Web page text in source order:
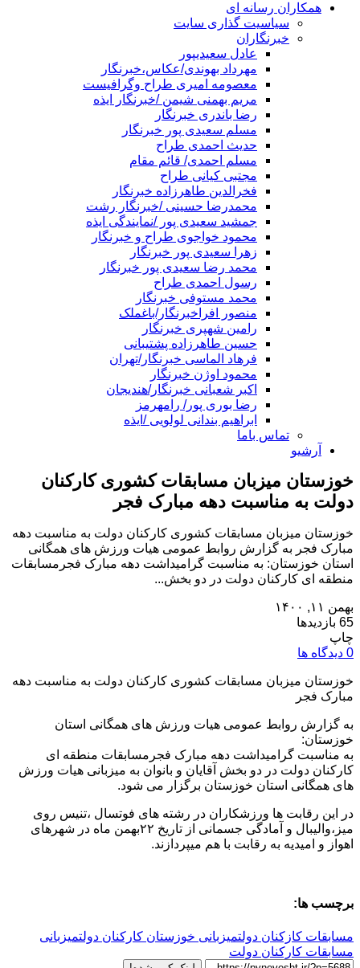
همکاران رسانه ای
سیاسیت گذاری سایت
خبرنگاران
عادل سعیدیپور
مهرداد بهوندی/عکاس،خبرنگار
معصومه امیری طراح وگرافیست
مریم بهمنی شیمن /خبرنگار ایذه
رضا باندری خبرنگار
مسلم سعیدی پور خبرنگار
حدیث احمدی طراح
مسلم احمدی/ قائم مقام
مجتبی کیانی طراح
فخرالدین طاهرزاده خبرنگار
محمدرضا حسینی /خبرنگار رشت
جمشید سعیدی پور /نمایندگی ایذه
محمود خواجوی طراح و خبرنگار
زهرا سعیدی پور خبرنگار
محمد رضا سعیدی پور خبرنگار
رسول احمدی طراح
محمد مستوفی خبرنگار
منصور افراخبرنگار/باغملک
رامین شهپری خبرنگار
حسین طاهرزاده پشتیبانی
فرهاد الماسی خبرنگار/تهران
محمود اوژن خبرنگار
اکبر شعبانی خبرنگار/هندیجان
رضا بوری پور/ رامهرمز
ابراهیم بندانی لولویی /ایذه
تماس باما
آرشیو
خوزستان میزبان مسابقات کشوری کارکنان
دولت به مناسبت دهه مبارک فجر
خوزستان میزبان مسابقات کشوری کارکنان دولت به مناسبت دهه
مبارک فجر به گزارش روابط عمومی هیات ورزش های همگانی
استان خوزستان: به مناسبت گرامیداشت دهه مبارک فجرمسابقات
منطقه ای کارکنان دولت در دو بخش...
بهمن ۱۱, ۱۴۰۰
65 بازدیدها
چاپ
0 دیدگاه ها
خوزستان میزبان مسابقات کشوری کارکنان دولت به مناسبت دهه
مبارک فجر
به گزارش روابط عمومی هیات ورزش های همگانی استان
خوزستان:
به مناسبت گرامیداشت دهه مبارک فجرمسابقات منطقه ای
کارکنان دولت در دو بخش آقایان و بانوان به میزبانی هیات ورزش
های همگانی استان خوزستان برگزار می شود.
در این رقابت ها ورزشکاران در رشته های فوتسال ،تنیس روی
میز،والیبال و آمادگی جسمانی از تاریخ ۲۲بهمن ماه در شهرهای
اهواز و امیدیه به رقابت با هم میپردازند.
برچسب ها:
مسابقات کازکنان دولتمیزبانی خوزستان کارکنان دولتمیزبانی
مسابقات کارکنان دولت